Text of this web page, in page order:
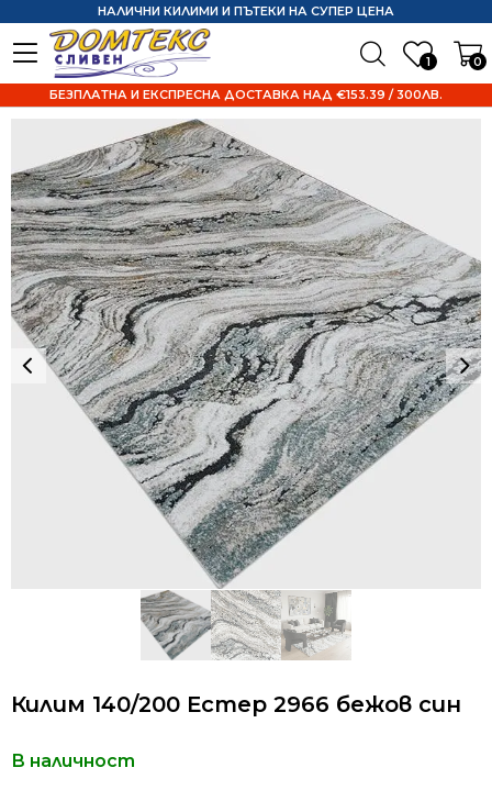
1 0
НАЛИЧНИ КИЛИМИ И ПЪТЕКИ НА СУПЕР ЦЕНА
БЕЗПЛАТНА И ЕКСПРЕСНА ДОСТАВКА НАД €153.39 / 300ЛВ.
Килим 140/200 Естер 2966 бежов син
В наличност